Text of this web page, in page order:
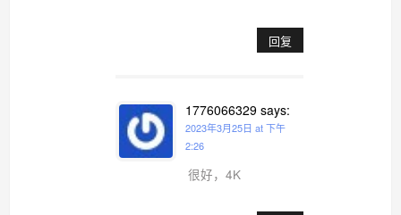
回复
1776066329 says:
2023年3月25日 at 下午
2:26
很好，4K